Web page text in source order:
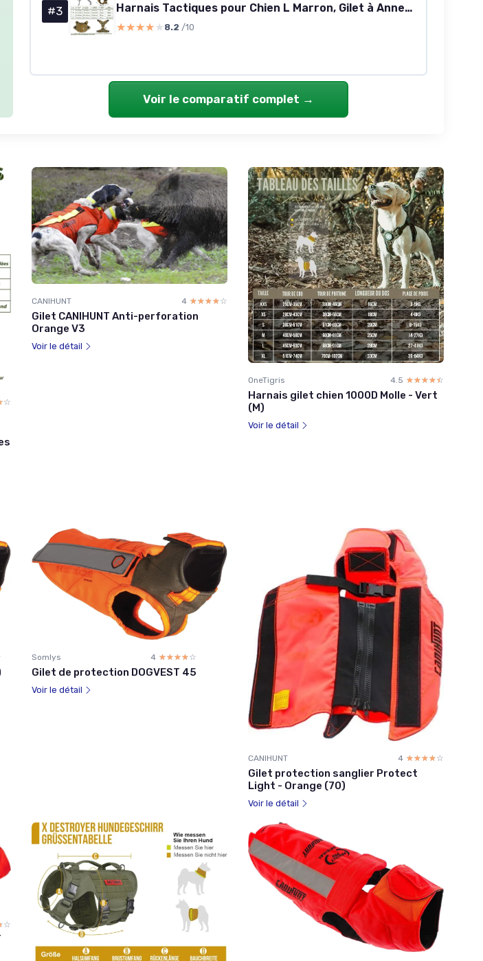
#3
Harnais Tactiques pour Chien L Marron, Gilet à Anneaux pour Chiens de Travail Militaires, Harnais Militaires Chien d’Entraînement sans Tension, avec Pinces à Sangle pour Randonnées et Chasse L (Lot de 1) Marron
★★★★★
★★★★★ 8.2 /10
Voir le comparatif complet →
CANIHUNT 4 ☆☆☆☆☆
★★★★★
Gilet CANIHUNT Anti-perforation
Orange V3
Voir le détail
OneTigris 4.5 ☆☆☆☆☆
★★★★★
Harnais gilet chien 1000D Molle - Vert
(M)
Voir le détail
Somlys 4 ☆☆☆☆☆
★★★★★
Gilet de protection DOGVEST 45
Voir le détail
CANIHUNT 4 ☆☆☆☆☆
★★★★★
Gilet protection sanglier Protect
Light - Orange (70)
Voir le détail